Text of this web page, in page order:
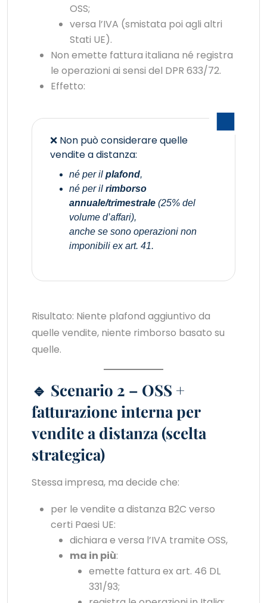
OSS;
versa l’IVA (smistata poi agli altri
Stati UE).
Non emette fattura italiana né registra
le operazioni ai sensi del DPR 633/72.
Effetto:
❌ Non può considerare quelle
vendite a distanza:
né per il plafond,
né per il rimborso
annuale/trimestrale (25% del
volume d’affari),
anche se sono operazioni non
imponibili ex art. 41.
Risultato: Niente plafond aggiuntivo da
quelle vendite, niente rimborso basato su
quelle.
🔹 Scenario 2 – OSS +
fatturazione interna per
vendite a distanza (scelta
strategica)
Stessa impresa, ma decide che:
per le vendite a distanza B2C verso
certi Paesi UE:
dichiara e versa l’IVA tramite OSS,
ma in più:
emette fattura ex art. 46 DL
331/93;